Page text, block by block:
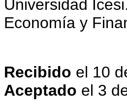
Universidad
Economía y
Recibido el 10
Aceptado el 3